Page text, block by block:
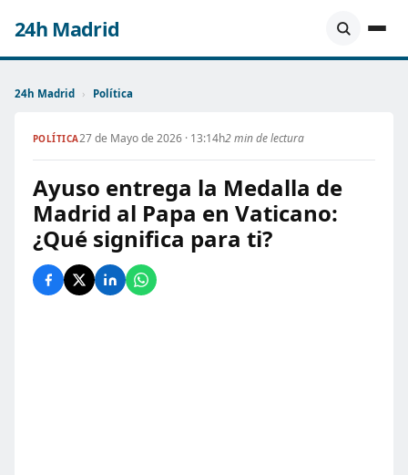
24h Madrid
24h Madrid › Política
POLÍTICA27 de Mayo de 2026 · 13:14h2 min de lectura
Ayuso entrega la Medalla de
Madrid al Papa en Vaticano:
¿Qué significa para ti?